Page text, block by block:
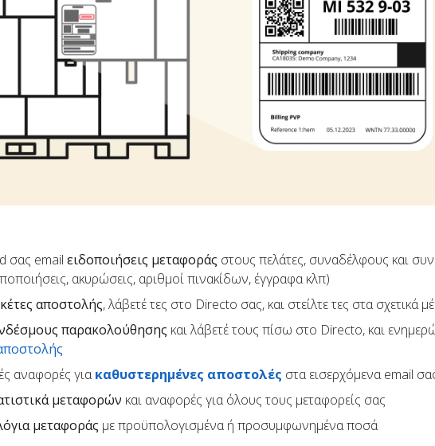
σας email ειδοποιήσεις μεταφοράς στους πελάτες, συναδέλφους και
ακυρώσεις, αριθμοί πινακίδων, έγγραφα κλπ)
αποστολής, λάβετέ τες στο Directo σας, και στείλτε τες στα σχετικά
παρακολούθησης και λάβετέ τους πίσω στο Directo, και
αναφορές γιακαθυστερημένες αποστολές στα εισερχόμενα email
μεταφορών και αναφορές για όλους τους μεταφορείς σας
μεταφοράς με προϋπολογισμένα ή προσυμφωνημένα ποσά